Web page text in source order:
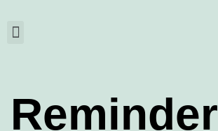
Reminder